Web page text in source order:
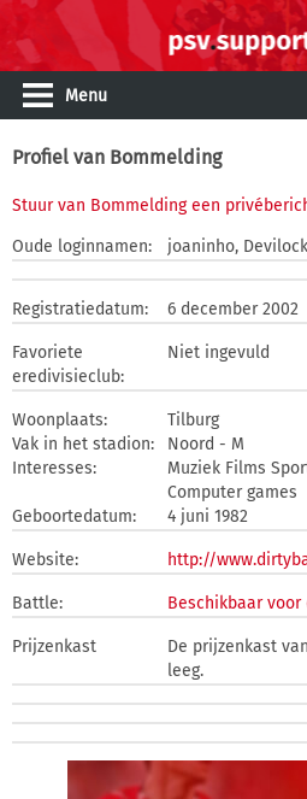
Menu
Profiel van Bommelding
Stuur van Bommelding een
Oude loginnamen:
joaninho, Devilock
Registratiedatum: 6 december 2002
Favoriete
eredivisieclub:
Niet ingevuld
Woonplaats:
Tilburg
Vak in het stadion:
Noord - M
Interesses:
Muziek Films
Computer games
Geboortedatum:
4 juni 1982
Website: http://
Battle: Beschikbaar
Prijzenkast
De prijzenkast
leeg.